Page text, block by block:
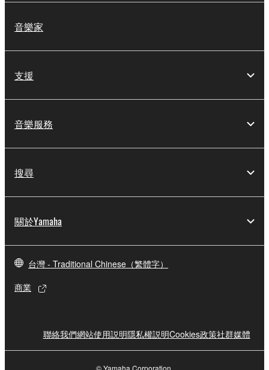
音樂家
支援
音樂服務
搜尋
關於Yamaha
台灣 - Traditional Chinese（繁體字）
商業
聯絡我們網站使用説明隱私權説明Cookies政策社群媒體
© Yamaha Corporation.